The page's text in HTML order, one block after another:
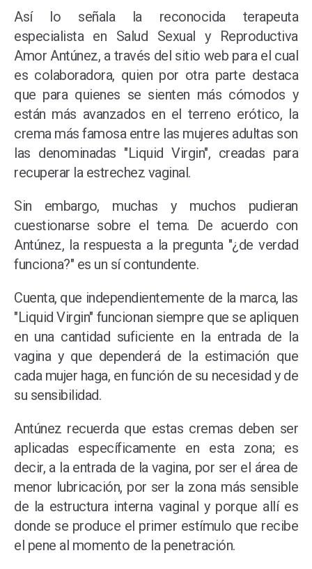
Así lo señala la reconocida terapeuta
especialista en Salud Sexual y Reproductiva
Amor Antúnez, a través del sitio web para el cual
es colaboradora, quien por otra parte destaca
que para quienes se sienten más cómodos y
están más avanzados en el terreno erótico, la
crema más famosa entre las mujeres adultas son
las denominadas "Liquid Virgin", creadas para
recuperar la estrechez vaginal.
Sin embargo, muchas y muchos pudieran
cuestionarse sobre el tema. De acuerdo con
Antúnez, la respuesta a la pregunta "¿de verdad
funciona?" es un sí contundente.
Cuenta, que independientemente de la marca, las
"Liquid Virgin" funcionan siempre que se apliquen
en una cantidad suficiente en la entrada de la
vagina y que dependerá de la estimación que
cada mujer haga, en función de su necesidad y de
su sensibilidad.
Antúnez recuerda que estas cremas deben ser
aplicadas específicamente en esta zona; es
decir, a la entrada de la vagina, por ser el área de
menor lubricación, por ser la zona más sensible
de la estructura interna vaginal y porque allí es
donde se produce el primer estímulo que recibe
el pene al momento de la penetración.